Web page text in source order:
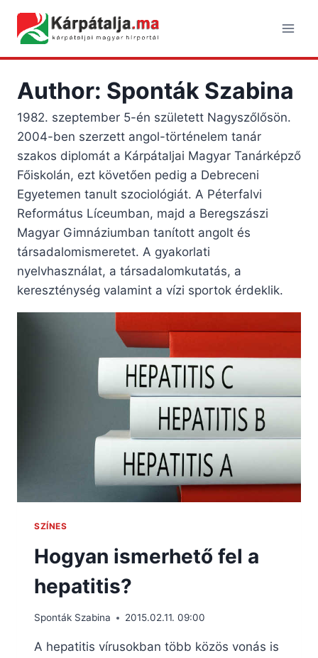
content
Author: Sponták Szabina
1982. szeptember 5-én született Nagyszőlősön.
2004-ben szerzett angol-történelem tanár
szakos diplomát a Kárpátaljai Magyar Tanárképző
Főiskolán, ezt követően pedig a Debreceni
Egyetemen tanult szociológiát. A Péterfalvi
Református Líceumban, majd a Beregszászi
Magyar Gimnáziumban tanított angolt és
társadalomismeretet. A gyakorlati
nyelvhasználat, a társadalomkutatás, a
kereszténység valamint a vízi sportok érdeklik.
SZÍNES
Hogyan ismerhető fel a
hepatitis?
Sponták Szabina 2015.02.11. 09:00
A hepatitis vírusokban több közös vonás is